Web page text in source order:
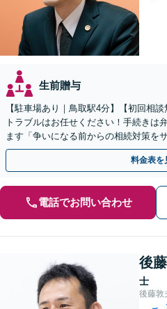
生前贈与
【駐車場あり｜鳥取駅4分】【初回相
トラブルはお任せください！手続きは
ます「争いになる前からの相続対策を
場を尊重し、冷静に対立の解消を目指
料金表を
電話でお問い合わせ
後
士
後藤敦